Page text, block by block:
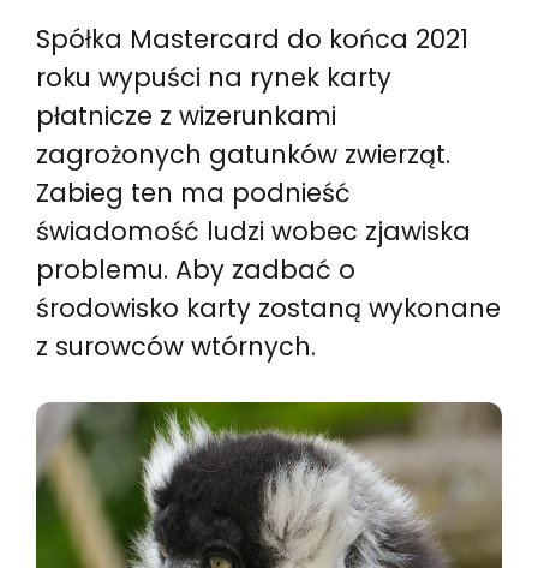
Spółka Mastercard do końca 2021
roku wypuści na rynek karty
płatnicze z wizerunkami
zagrożonych gatunków zwierząt.
Zabieg ten ma podnieść
świadomość ludzi wobec zjawiska
problemu. Aby zadbać o
środowisko karty zostaną wykonane
z surowców wtórnych.